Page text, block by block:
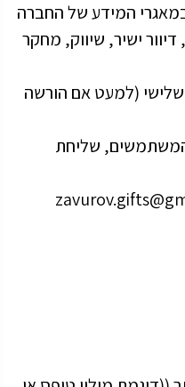
המידע של החברה
ישיר, שיווק, מחקר
(למעט אם הורשה
שליחת